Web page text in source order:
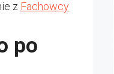
z Fachowcy
po